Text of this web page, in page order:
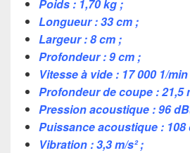
Poids : 1,70 kg ;
Longueur : 33 cm ;
Largeur : 8 cm ;
Profondeur : 9 cm ;
Vitesse à vide : 17 000 1/
Profondeur de coupe : 21,5
Pression acoustique : 96
Puissance acoustique : 108
Vibration : 3,3 m/s² ;